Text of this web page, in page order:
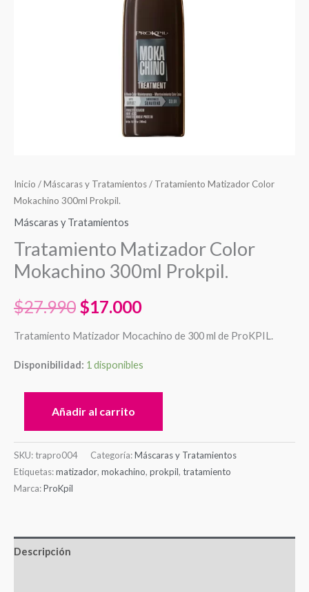
Inicio /Máscaras y Tratamientos/ Tratamiento Matizador Color
Mokachino 300ml Prokpil.
Máscaras y Tratamientos
Tratamiento Matizador Color
Mokachino 300ml Prokpil.
$27.990
$27.990.
$17.000
$17.000.
Tratamiento Matizador Mocachino de 300 ml de ProKPIL.
Disponibilidad: 1 disponibles
Añadir al carrito
SKU: trapro004 Categoría:Máscaras y Tratamientos
Etiquetas:matizador, mokachino, prokpil, tratamiento
Marca:ProKpil
Descripción